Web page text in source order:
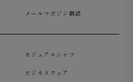
メールマガジン購読
カジュアルシャツ
ビジネスウェア